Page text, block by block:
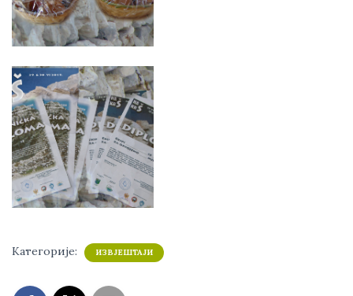
Категорије: ИЗВЈЕШТАЈИ